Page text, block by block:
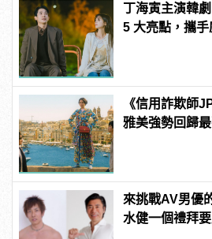
丁海寅主演韓
5 大亮點，攜手
《信用詐欺師
雅美強勢回歸
來挑戰AV男優
水健一個禮拜要